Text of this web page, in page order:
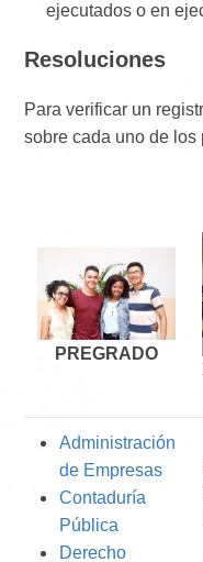
ejecutados o en
Resoluciones
Para verificar un
sobre cada uno de los
PREGRADO
Administración
de Empresas
Contaduría
Pública
Derecho